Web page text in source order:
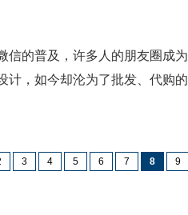
信的普及，许多人的朋友圈成
计，如今却沦为了批发、代购
3 4 5 6 7 8 9